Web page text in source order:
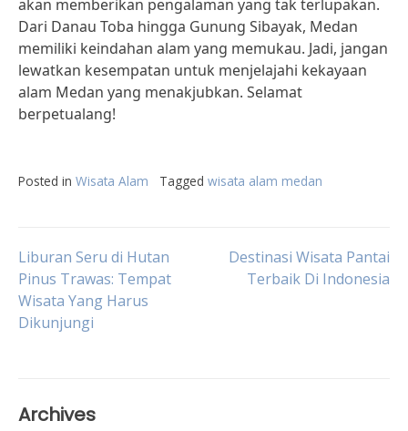
akan memberikan pengalaman yang tak terlupakan.
Dari Danau Toba hingga Gunung Sibayak, Medan
memiliki keindahan alam yang memukau. Jadi, jangan
lewatkan kesempatan untuk menjelajahi kekayaan
alam Medan yang menakjubkan. Selamat
berpetualang!
Posted in Wisata Alam Tagged wisata alam medan
Post
navigation
Liburan Seru di Hutan
Pinus Trawas: Tempat
Wisata Yang Harus
Dikunjungi
Destinasi Wisata Pantai
Terbaik Di Indonesia
Archives